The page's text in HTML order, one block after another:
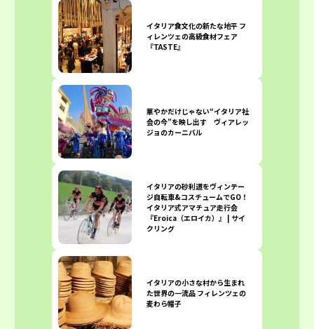
イタリア食文化の新たな地平 フ
ィレンツェの高級食材フェア
『TASTE』
華やかだけじゃない“イタリア社
会の今”を映し出す ヴィアレッ
ジョのカーニバル
イタリアの砂利道をヴィンテー
ジ自転車&コスチュームでGO！
イタリア式アマチュア走行会
『Eroica（エロイカ）』 | サイ
クリング
イタリアの小さな村から生まれ
た世界の一流品 フィレンツェの
麦わら帽子